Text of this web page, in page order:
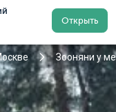
Открыть
Регистрация
Зооняни у